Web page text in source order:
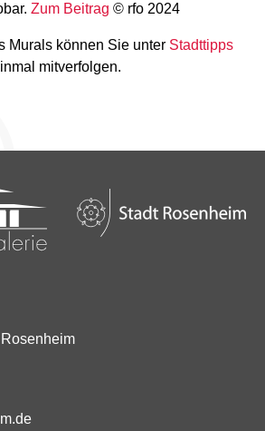
Zum Beitrag © rfo 2024
Murals können Sie unter Stadttipps
mitverfolgen.